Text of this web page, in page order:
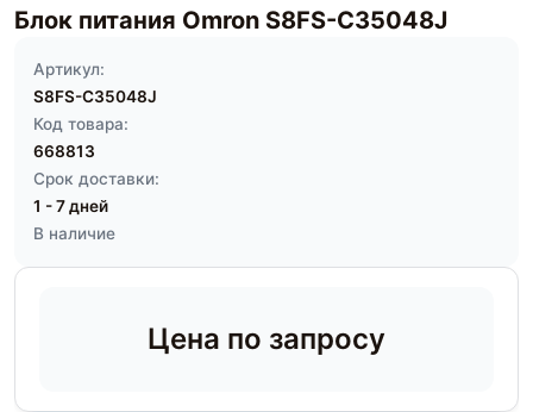
Блок питания Omron S8FS-C35048J
Артикул:
S8FS-C35048J
Код товара:
668813
Срок доставки:
1 - 7 дней
В наличие
Цена по запросу